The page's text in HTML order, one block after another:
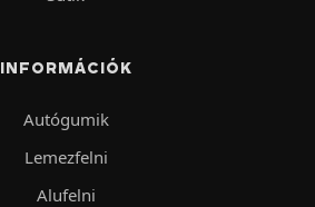
INFORMÁCIÓK
Autógumik
Lemezfelni
Alufelni